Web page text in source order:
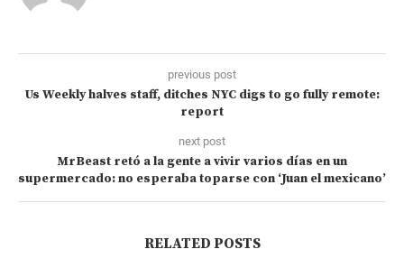
previous post
Us Weekly halves staff, ditches NYC digs to go fully remote:
report
next post
MrBeast retó a la gente a vivir varios días en un
supermercado: no esperaba toparse con ‘Juan el mexicano’
RELATED POSTS